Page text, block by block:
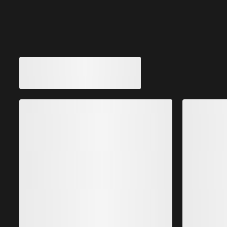
Shell de randonnée en GORE-TEX qui descend sous
les genoux